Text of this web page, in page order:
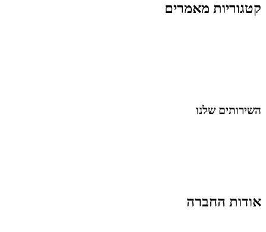
קטגוריות מאמרים
השירותים שלנו
אודות החברה